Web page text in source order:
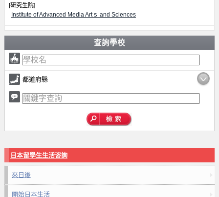
[研究生院]
Institute of Advanced Media Artｓ and Sciences
查詢學校
都道府縣
日本留學生生活咨詢
來日後
開始日本生活